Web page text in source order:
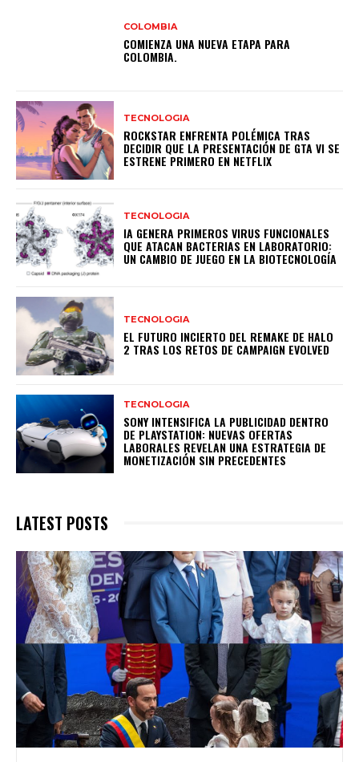
COLOMBIA
COMIENZA UNA NUEVA ETAPA PARA
COLOMBIA.
TECNOLOGIA
ROCKSTAR ENFRENTA POLÉMICA TRAS
DECIDIR QUE LA PRESENTACIÓN DE GTA VI SE
ESTRENE PRIMERO EN NETFLIX
TECNOLOGIA
IA GENERA PRIMEROS VIRUS FUNCIONALES
QUE ATACAN BACTERIAS EN LABORATORIO:
UN CAMBIO DE JUEGO EN LA BIOTECNOLOGÍA
TECNOLOGIA
EL FUTURO INCIERTO DEL REMAKE DE HALO
2 TRAS LOS RETOS DE CAMPAIGN EVOLVED
TECNOLOGIA
SONY INTENSIFICA LA PUBLICIDAD DENTRO
DE PLAYSTATION: NUEVAS OFERTAS
LABORALES REVELAN UNA ESTRATEGIA DE
MONETIZACIÓN SIN PRECEDENTES
LATEST POSTS